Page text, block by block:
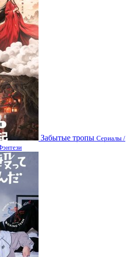
Забытые тропы Сериалы /